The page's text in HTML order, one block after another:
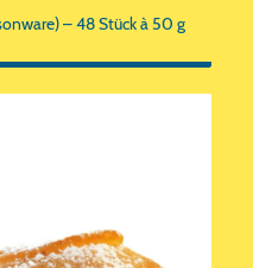
– 48 Stück à 50 g